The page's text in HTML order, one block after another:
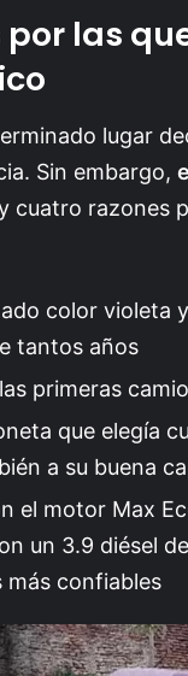
por las
lugar
Sin embargo,
cuatro razones
color violeta
tantos años
primeras
que elegía
a su buena
el motor Max
un 3.9 diésel
más confiables